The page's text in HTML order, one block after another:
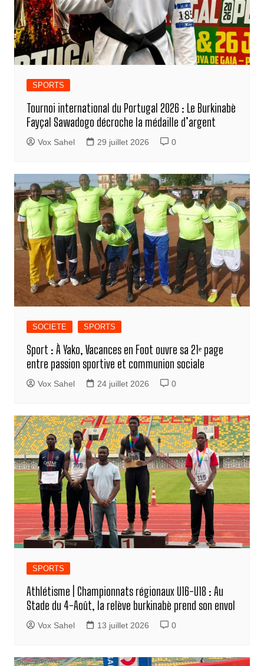
SPORTS
Tournoi international du Portugal 2026 : Le Burkinabè
Fayçal Sawadogo décroche la médaille d’argent
Vox Sahel 29 juillet 2026 0
SOCIETE SPORTS
Sport : À Yako, Vacances en Foot ouvre sa 21ᵉ page
entre passion sportive et communion sociale
Vox Sahel 24 juillet 2026 0
SPORTS
Athlétisme | Championnats régionaux U16-U18 : Au
Stade du 4-Août, la relève burkinabè prend son envol
Vox Sahel 13 juillet 2026 0